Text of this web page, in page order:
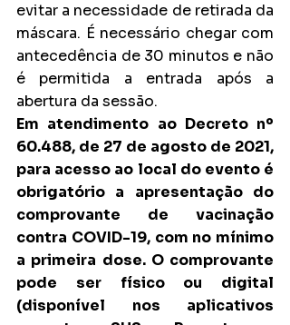
evitar a necessidade de retirada da
máscara. É necessário chegar com
antecedência de 30 minutos e não
é permitida a entrada após a
abertura da sessão.
Em atendimento ao Decreto nº
60.488, de 27 de agosto de 2021,
para acesso ao local do evento é
obrigatório a apresentação do
comprovante de vacinação
contra COVID-19, com no mínimo
a primeira dose. O comprovante
pode ser físico ou digital
(disponível nos aplicativos